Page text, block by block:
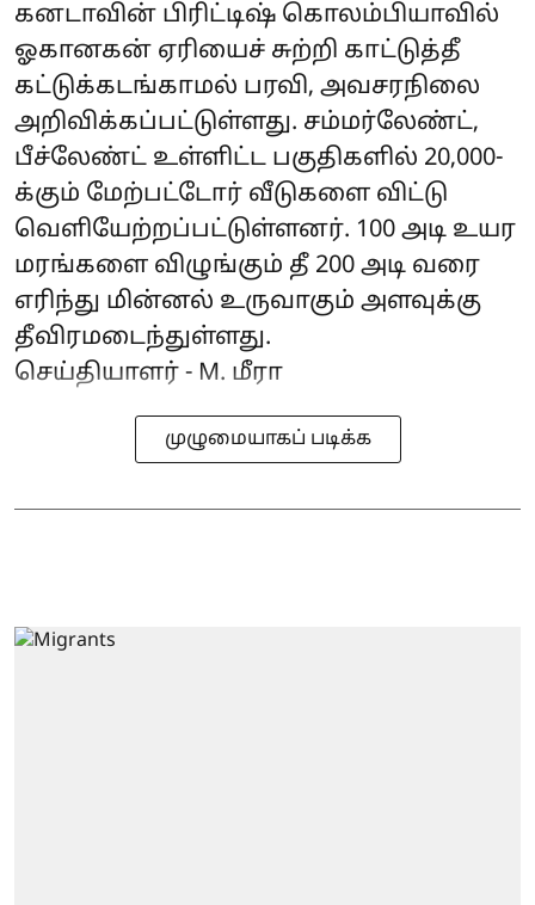
கனடாவின் பிரிட்டிஷ் கொலம்பியாவில்
ஓகானகன் ஏரியைச் சுற்றி காட்டுத்தீ
கட்டுக்கடங்காமல் பரவி, அவசரநிலை
அறிவிக்கப்பட்டுள்ளது. சம்மர்லேண்ட்,
பீச்லேண்ட் உள்ளிட்ட பகுதிகளில் 20,000-
க்கும் மேற்பட்டோர் வீடுகளை விட்டு
வெளியேற்றப்பட்டுள்ளனர். 100 அடி உயர
மரங்களை விழுங்கும் தீ 200 அடி வரை
எரிந்து மின்னல் உருவாகும் அளவுக்கு
தீவிரமடைந்துள்ளது.
செய்தியாளர் - M. மீரா
முழுமையாகப் படிக்க